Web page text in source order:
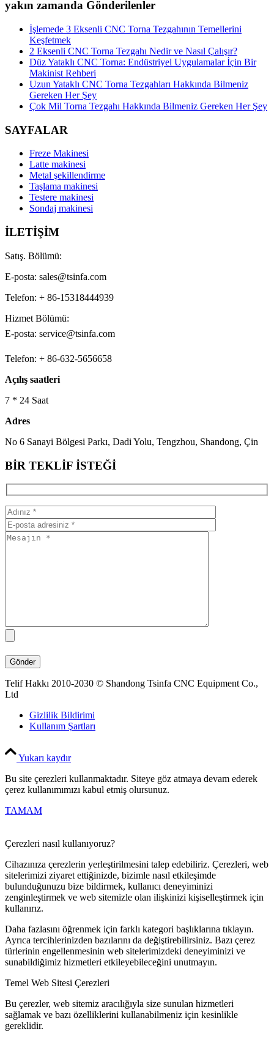
yakın zamanda Gönderilenler
İşlemede 3 Eksenli CNC Torna Tezgahının Temellerini
Keşfetmek
2 Eksenli CNC Torna Tezgahı Nedir ve Nasıl Çalışır?
Düz Yataklı CNC Torna: Endüstriyel Uygulamalar İçin Bir
Makinist Rehberi
Uzun Yataklı CNC Torna Tezgahları Hakkında Bilmeniz
Gereken Her Şey
Çok Mil Torna Tezgahı Hakkında Bilmeniz Gereken Her Şey
SAYFALAR
Freze Makinesi
Latte makinesi
Metal şekillendirme
Taşlama makinesi
Testere makinesi
Sondaj makinesi
İLETİŞİM
Satış. Bölümü:
E-posta: sales@tsinfa.com
Telefon: + 86-15318444939
Hizmet Bölümü:
E-posta: service@tsinfa.com
Telefon: + 86-632-5656658
Açılış saatleri
7 * 24 Saat
Adres
No 6 Sanayi Bölgesi Parkı, Dadi Yolu, Tengzhou, Shandong, Çin
BİR TEKLİF İSTEĞİ
Telif Hakkı 2010-2030 © Shandong Tsinfa CNC Equipment Co.,
Ltd
Gizlilik Bildirimi
Kullanım Şartları
Yukarı kaydır
Bu site çerezleri kullanmaktadır. Siteye göz atmaya devam ederek
çerez kullanımımızı kabul etmiş olursunuz.
TAMAM
Çerezleri nasıl kullanıyoruz?
Cihazınıza çerezlerin yerleştirilmesini talep edebiliriz. Çerezleri, web
sitelerimizi ziyaret ettiğinizde, bizimle nasıl etkileşimde
bulunduğunuzu bize bildirmek, kullanıcı deneyiminizi
zenginleştirmek ve web sitemizle olan ilişkinizi kişiselleştirmek için
kullanırız.
Daha fazlasını öğrenmek için farklı kategori başlıklarına tıklayın.
Ayrıca tercihlerinizden bazılarını da değiştirebilirsiniz. Bazı çerez
türlerinin engellenmesinin web sitelerimizdeki deneyiminizi ve
sunabildiğimiz hizmetleri etkileyebileceğini unutmayın.
Temel Web Sitesi Çerezleri
Bu çerezler, web sitemiz aracılığıyla size sunulan hizmetleri
sağlamak ve bazı özelliklerini kullanabilmeniz için kesinlikle
gereklidir.